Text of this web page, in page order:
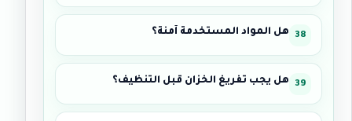
هل المواد المستخدمة آمنة؟
هل يجب تفريغ الخزان قبل التنظيف؟